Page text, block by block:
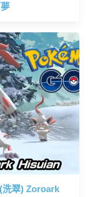
洗翠) Zoroark